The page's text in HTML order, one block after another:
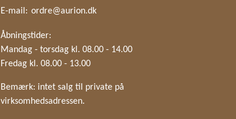
E-mail: ordre@aurion.dk
Åbningstider:
Mandag - torsdag kl. 08.00 - 14.00
Fredag kl. 08.00 - 13.00
Bemærk: intet salg til private på
virksomhedsadressen.